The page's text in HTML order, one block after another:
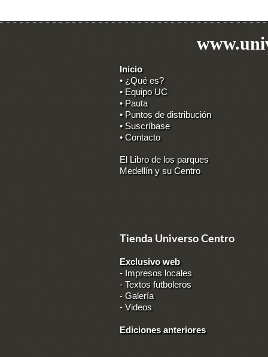
Inicio
• ¿Qué es?
• Equipo UC
• Pauta
• Puntos de distribución
• Suscríbase
• Contacto
El Libro de los parques
Medellín y su Centro
Tienda Universo Centro
Exclusivo web
- Impresos locales
- Textos futboleros
-Galería
-Videos
Ediciones anteriores